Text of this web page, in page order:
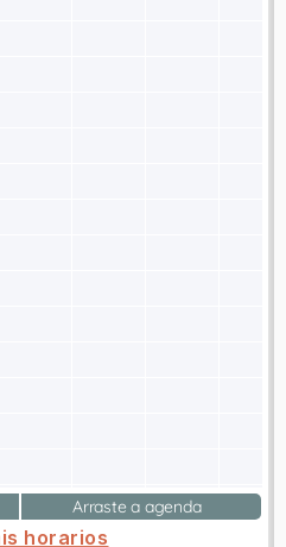
Arraste a agenda
horarios